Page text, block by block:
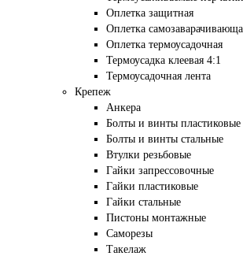
Оплетка защитная
Оплетка
Оплетка термоусадочная
Термоусадка клеевая 4:1
Термоусадочная лента
Крепеж
Анкера
Болты и винты пластиковые
Болты и винты стальные
Втулки резьбовые
Гайки запрессовочные
Гайки пластиковые
Гайки стальные
Пистоны монтажные
Саморезы
Такелаж